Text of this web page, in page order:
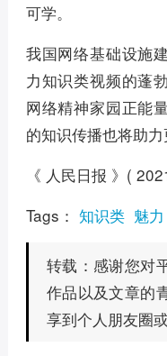
可学。
我国网络基础设施
力知识类视频的蓬
网络精神家园正能
的知识传播也将助力
《 人民日报 》(
Tags： 知识类 魅力
转载： 感谢您对
作品以及文章的
享到个人朋友圈